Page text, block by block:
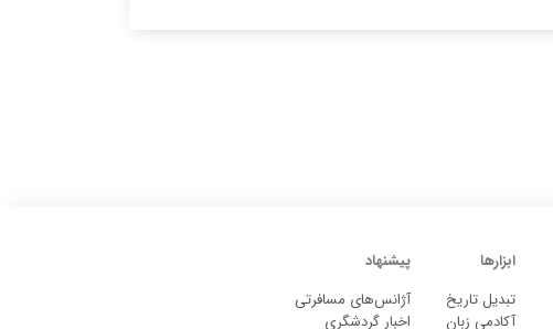
ابزارها
تبدیل تاریخ
آکادمی زبان
پیشنهاد
آژانس‌های مسافرتی
اخبار گردشگری